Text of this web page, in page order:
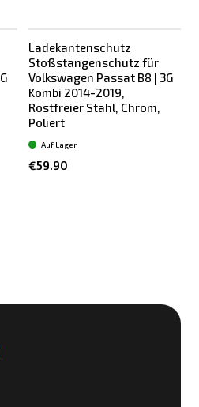
Ladekantenschutz
Stoßstangenschutz für
Volkswagen Passat B8 | 3G
Kombi 2014-2019,
Rostfreier Stahl, Chrom,
Poliert
€59.90
Auf Lager